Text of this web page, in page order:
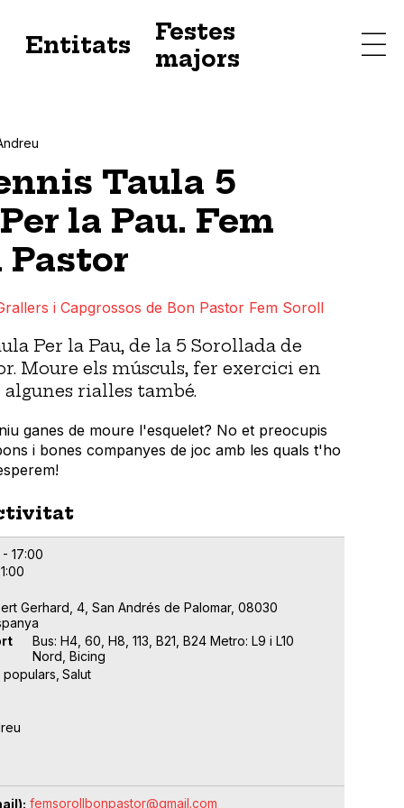
Entitats
Festes
majors
Taula 5
la Pau. Fem
Pastor
i Capgrossos de Bon Pastor Fem Soroll
Per la Pau, de la 5 Sorollada de
Moure els músculs, fer exercici en
algunes rialles també.
ganes de moure l'esquelet? No et preocupis
i bones companyes de joc amb les quals t'ho
17:00
Gerhard, 4, San Andrés de Palomar, 08030
Bus: H4, 60, H8, 113, B21, B24 Metro: L9 i L10
Nord, Bicing
populars Salut
femsorollbonpastor@gmail.com